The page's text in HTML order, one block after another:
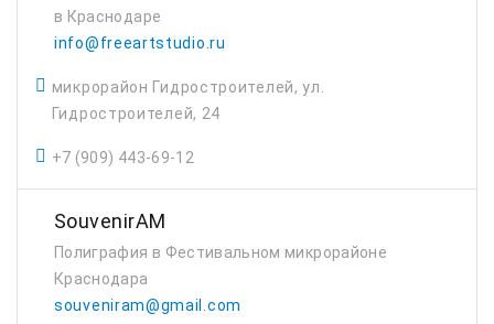
в Краснодаре
info@freeartstudio.ru
микрорайон Гидростроителей, ул.
Гидростроителей, 24
+7 (909) 443-69-12
SouvenirAM
Полиграфия в Фестивальном микрорайоне
Краснодара
souveniram@gmail.com